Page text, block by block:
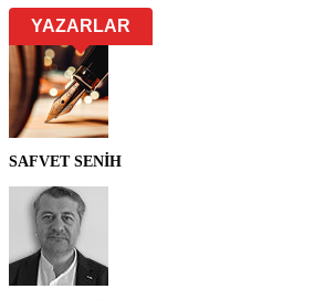
YAZARLAR
SAFVET SENİH